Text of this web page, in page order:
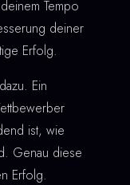
Tempo
deiner
Erfolg.
Ein
ist, wie
Genau diese
Erfolg.